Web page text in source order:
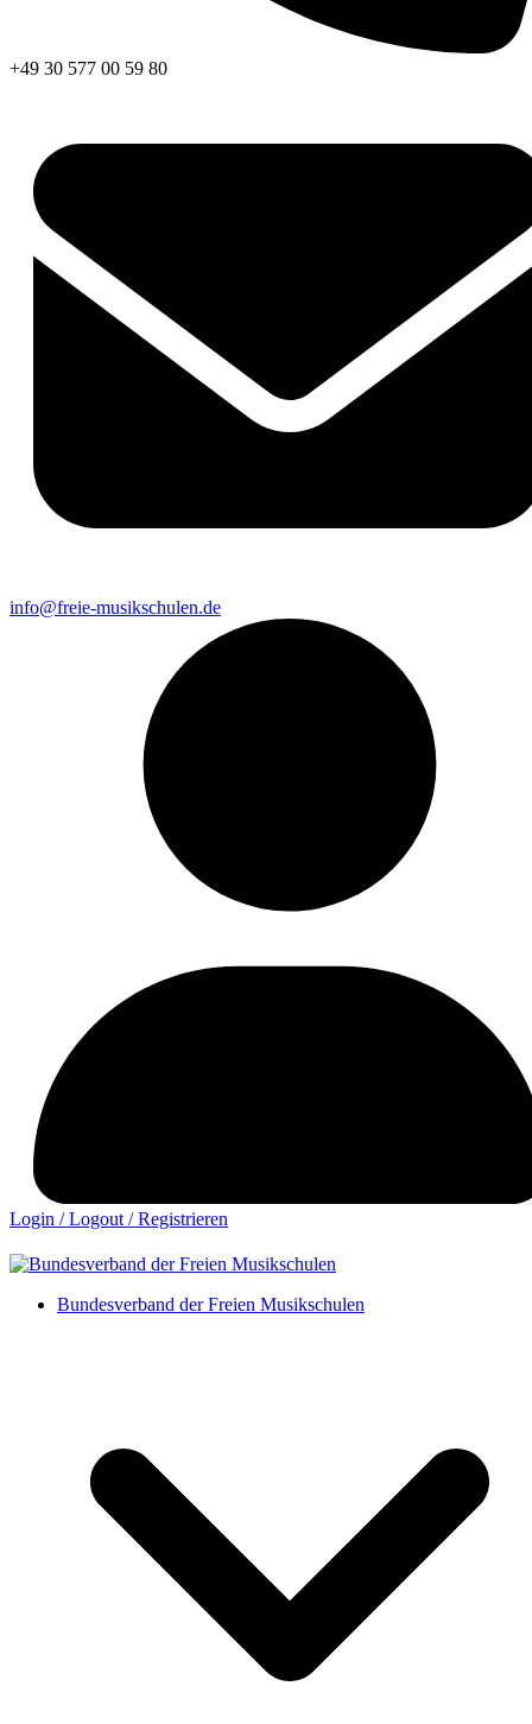
+49 30 577 00 59 80
info@freie-musikschulen.de
Login / Logout / Registrieren
Bundesverband der Freien Musikschulen